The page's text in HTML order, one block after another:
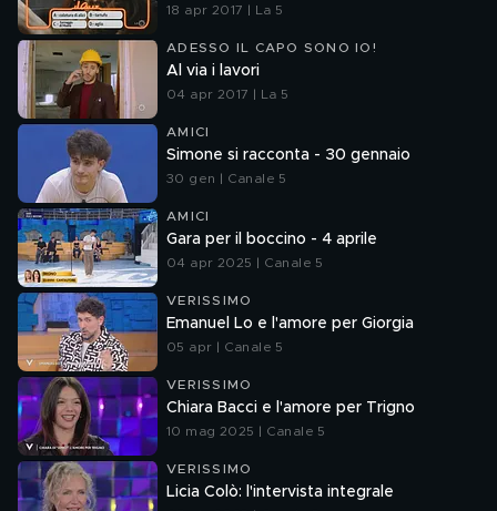
18 apr 2017 | La 5
ADESSO IL CAPO SONO IO!
Al via i lavori
04 apr 2017 | La 5
AMICI
Simone si racconta - 30 gennaio
30 gen | Canale 5
AMICI
Gara per il boccino - 4 aprile
04 apr 2025 | Canale 5
VERISSIMO
Emanuel Lo e l'amore per Giorgia
05 apr | Canale 5
VERISSIMO
Chiara Bacci e l'amore per Trigno
10 mag 2025 | Canale 5
VERISSIMO
Licia Colò: l'intervista integrale